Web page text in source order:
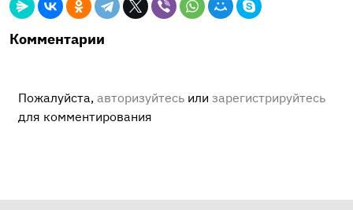
Комментарии
Пожалуйста, авторизуйтесь или зарегистрируйтесь
для комментирования